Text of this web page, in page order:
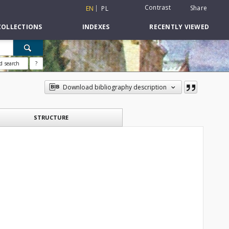
EN PL Contrast Share
INDEXES RECENTLY VIEWED
search ?
Download bibliography description
STRUCTURE